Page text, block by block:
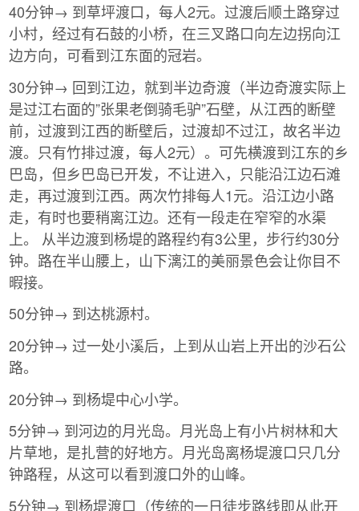
40分钟→ 到草坪渡口，每人2元。过渡后顺土路穿过
小村，经过有石鼓的小桥，在三叉路口向左边拐向江
边方向，可看到江东面的冠岩。
30分钟→ 回到江边，就到半边奇渡（半边奇渡实际上
是过江右面的”张果老倒骑毛驴”石壁，从江西的断壁
前，过渡到江西的断壁后，过渡却不过江，故名半边
渡。只有竹排过渡，每人2元）。可先横渡到江东的乡
巴岛，但乡巴岛已开发，不让进入，只能沿江边石滩
走，再过渡到江西。两次竹排每人1元。沿江边小路
走，有时也要稍离江边。还有一段走在窄窄的水渠
上。 从半边渡到杨堤的路程约有3公里，步行约30分
钟。路在半山腰上，山下漓江的美丽景色会让你目不
暇接。
50分钟→ 到达桃源村。
20分钟→ 过一处小溪后，上到从山岩上开出的沙石公
路。
20分钟→ 到杨堤中心小学。
5分钟→ 到河边的月光岛。月光岛上有小片树林和大
片草地，是扎营的好地方。月光岛离杨堤渡口只几分
钟路程，从这可以看到渡口外的山峰。
5分钟→ 到杨堤渡口（传统的一日徒步路线即从此开